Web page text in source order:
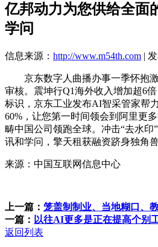
亿邦动力为您供给全面
学问
信息来源： http://www.m54th.com |
京东数字人曲播办事一季怀抱激
审核。震坤行Q1海外收入增加超6
标识，京东工业发布AI智采管家帮
60%，让您第一时间领会到阿里更
畴中国公司领跑全球。冲击“去水印
讯和学问，擎天租获融资跻身独角兽
来源：中国互联网信息中心
上一篇： 笼盖制制业、当地糊口、
一篇： 以往AI更多是正在提高个别
返回列表